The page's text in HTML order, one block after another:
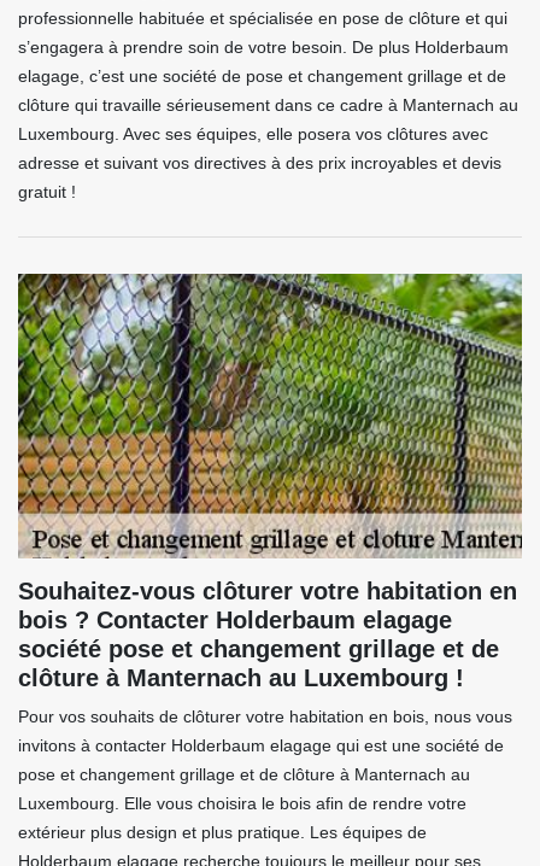
professionnelle habituée et spécialisée en pose de clôture et qui
s’engagera à prendre soin de votre besoin. De plus Holderbaum
elagage, c’est une société de pose et changement grillage et de
clôture qui travaille sérieusement dans ce cadre à Manternach au
Luxembourg. Avec ses équipes, elle posera vos clôtures avec
adresse et suivant vos directives à des prix incroyables et devis
gratuit !
Souhaitez-vous clôturer votre habitation en
bois ? Contacter Holderbaum elagage
société pose et changement grillage et de
clôture à Manternach au Luxembourg !
Pour vos souhaits de clôturer votre habitation en bois, nous vous
invitons à contacter Holderbaum elagage qui est une société de
pose et changement grillage et de clôture à Manternach au
Luxembourg. Elle vous choisira le bois afin de rendre votre
extérieur plus design et plus pratique. Les équipes de
Holderbaum elagage recherche toujours le meilleur pour ses